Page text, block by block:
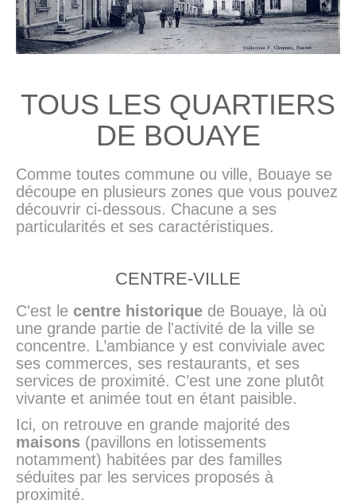
TOUS LES QUARTIERS
DE BOUAYE
Comme toutes commune ou ville, Bouaye se
découpe en plusieurs zones que vous pouvez
découvrir ci-dessous. Chacune a ses
particularités et ses caractéristiques.
CENTRE-VILLE
C'est le centre historique de Bouaye, là où
une grande partie de l'activité de la ville se
concentre. L’ambiance y est conviviale avec
ses commerces, ses restaurants, et ses
services de proximité. C’est une zone plutôt
vivante et animée tout en étant paisible.
Ici, on retrouve en grande majorité des
maisons (pavillons en lotissements
notamment) habitées par des familles
séduites par les services proposés à
proximité.